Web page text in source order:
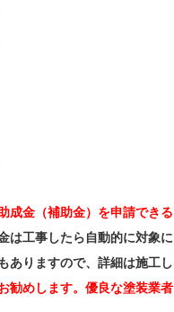
成金（補助金）を申請できる
は工事したら自動的に対象に
ありますので、詳細は施工し
勧めします。優良な塗装業者